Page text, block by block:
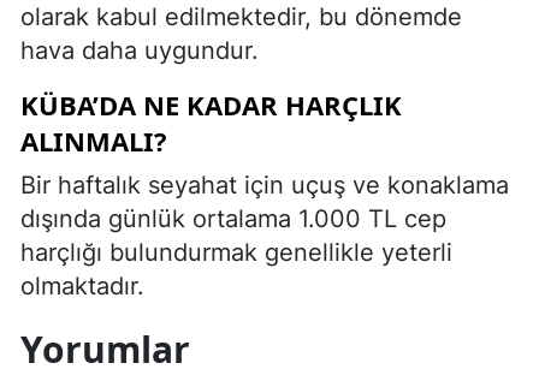
olarak kabul edilmektedir, bu dönemde
hava daha uygundur.
KÜBA’DA NE KADAR HARÇLIK
ALINMALI?
Bir haftalık seyahat için uçuş ve konaklama
dışında günlük ortalama 1.000 TL cep
harçlığı bulundurmak genellikle yeterli
olmaktadır.
Yorumlar